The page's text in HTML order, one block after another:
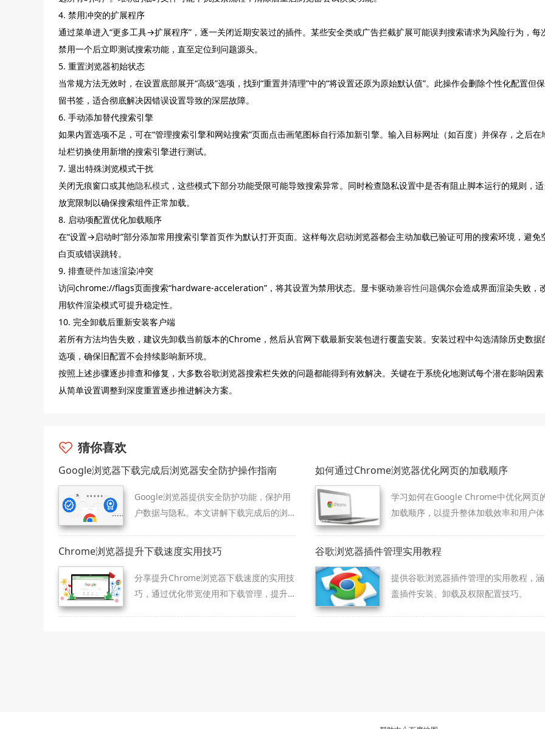
4. 禁用冲突的扩展程序
通过菜单进入“更多工具→扩展程序”，逐一关闭近期安装过的插件。某些安全类或广告拦截扩展可能误判搜索请求为风险行为，每
禁用一个后立即测试搜索功能，直至定位到问题源头。
5. 重置浏览器初始状态
当常规方法无效时，在设置底部展开“高级”选项，找到“重置并清理”中的“将设置还原为原始默认值”。此操作会删除个性化配置但保
留书签，适合彻底解决因错误设置导致的深层故障。
6. 手动添加替代搜索引擎
如果内置选项不足，可在“管理搜索引擎和网站搜索”页面点击画笔图标自行添加新引擎。输入目标网址（如百度）并保存，之后在
址栏切换使用新增的搜索引擎进行测试。
7. 退出特殊浏览模式干扰
关闭无痕窗口或其他隐私模式 ，这些模式下部分功能受限可能导致搜索异常。同时检查隐私设置中是否有阻止脚本运行的规则，
放宽限制以确保搜索组件正常加载。
8. 启动项配置优化加载顺序
在“设置→启动时”部分添加常用搜索引擎首页作为默认打开页面。这样每次启动浏览器都会主动加载已验证可用的搜索环境，避免
白页或错误跳转。
9. 排查硬件加速渲染冲突
访问chrome://flags页面搜索“hardware-acceleration”，将其设置为禁用状态。显卡驱动兼容性问题偶尔会造成界面渲染失败，
用软件渲染模式可提升稳定性。
10. 完全卸载后重新安装客户端
若所有方法均告失败，建议先卸载当前版本的Chrome，然后从官网下载最新安装包进行覆盖安装。安装过程中勾选清除历史数据
选项，确保旧配置不会持续影响新环境。
按照上述步骤逐步排查和修复，大多数谷歌浏览器搜索栏失效的问题都能得到有效解决。关键在于系统化地测试每个潜在影响因
从简单设置调整到深度重置逐步推进解决方案。
猜你喜欢
Google浏览器下载完成后浏览器安全防护操作指南
Google浏览器提供安全防护功能，保护用
户数据与隐私。本文讲解下载完成后的浏
可靠。
如何通过Chrome浏览器优化网页的加载顺序
学习如何在Google Chrome中优化网页
加载顺序，以提升整体加载效率和用户体
Chrome浏览器提升下载速度实用技巧
分享提升Chrome浏览器下载速度的实用技
巧，通过优化带宽使用和下载管理，提升
谷歌浏览器插件管理实用教程
提供谷歌浏览器插件管理的实用教程，涵
盖插件安装、卸载及权限配置技巧。